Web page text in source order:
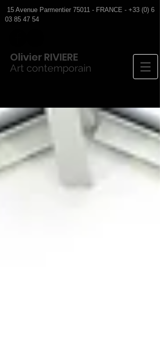
OlivierRIVIERE
Art contemporain
15 Avenue Parmentier 75011 - FRANCE - +33 (0) 6
03 85 47 54